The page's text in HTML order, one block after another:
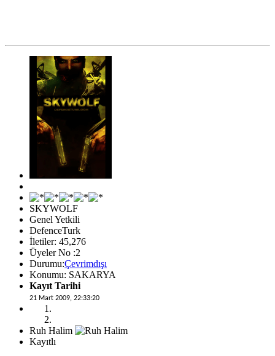
SKYWOLF
Genel Yetkili
DefenceTurk
İletiler: 45,276
Üyeler No :2
Durumu:Çevrimdışı
Konumu: SAKARYA
Kayıt Tarihi
21 Mart 2009, 22:33:20
Ruh Halim
Kayıtlı